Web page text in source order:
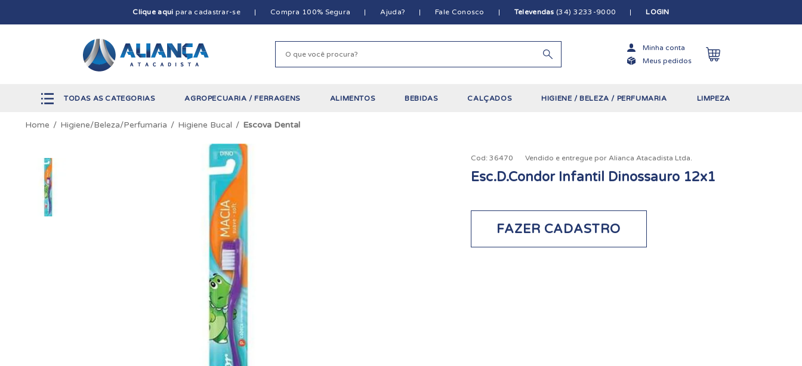
Clique aqui para cadastrar-se Compra 100% Segura Ajuda? Fale Conosco Televendas(34) 3233-9000 LOGIN
Minha conta
Meus pedidos
TODAS AS CATEGORIAS AGROPECUARIA / FERRAGENS ALIMENTOS BEBIDAS CALÇADOS HIGIENE / BELEZA / PERFUMARIA LIMPEZA
Higiene/Beleza/Perfumaria Higiene Bucal Escova Dental
Cod: 36470 Vendido e entregue por Alianca Atacadista Ltda.
Esc.D.Condor Infantil Dinossauro 12x1
FAZER CADASTRO